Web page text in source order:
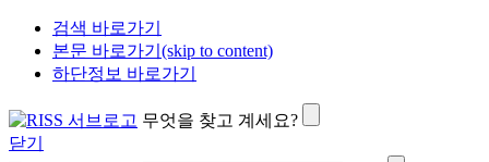
검색 바로가기
본문 바로가기(skip to content)
하단정보 바로가기
무엇을 찾고 계세요?
닫기